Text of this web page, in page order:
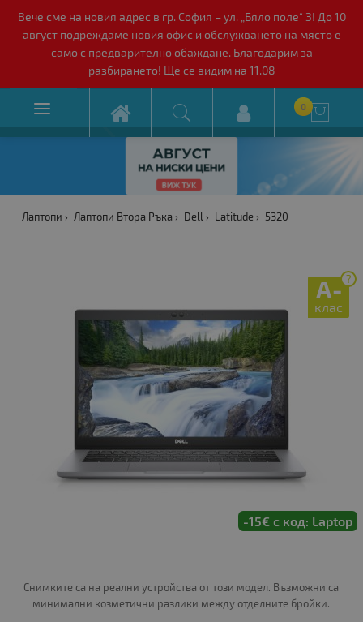
Вече сме на новия адрес в гр. София – ул. „Бяло поле“ 3! До 10
август подреждаме новия офис и обслужването на място е
само с предварително обаждане. Благодарим за
разбирането! Ще се видим на 11.08
 0 
Лаптопи Лаптопи Втора Ръка Dell Latitude 5320
-15€ с код: Laptop
?
A-
клас
Снимките са на реални устройства от този модел. Възможни са
минимални козметични разлики между отделните бройки.